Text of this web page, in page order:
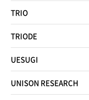
TRIO
TRIODE
UESUGI
UNISON RESEARCH